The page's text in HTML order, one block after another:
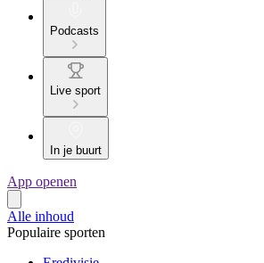
Podcasts
Live sport
In je buurt
App openen
Alle inhoud
Populaire sporten